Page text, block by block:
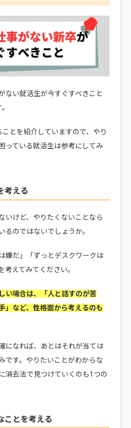
ない就活生が今すぐすべきこと
とを紹介していますので、やり
っている就活生は参考にしてみ
考える
いけど、やりたくないことなら
るのではないでしょうか。
嫌だ」「ずっとデスクワークは
えてみてください。
い場合は、「人と話すのが苦
」など、性格面から考えるのも
になれば、あとはそれが当ては
です。やりたいことがわからな
消去法で見つけていくのも1つの
ことを考える